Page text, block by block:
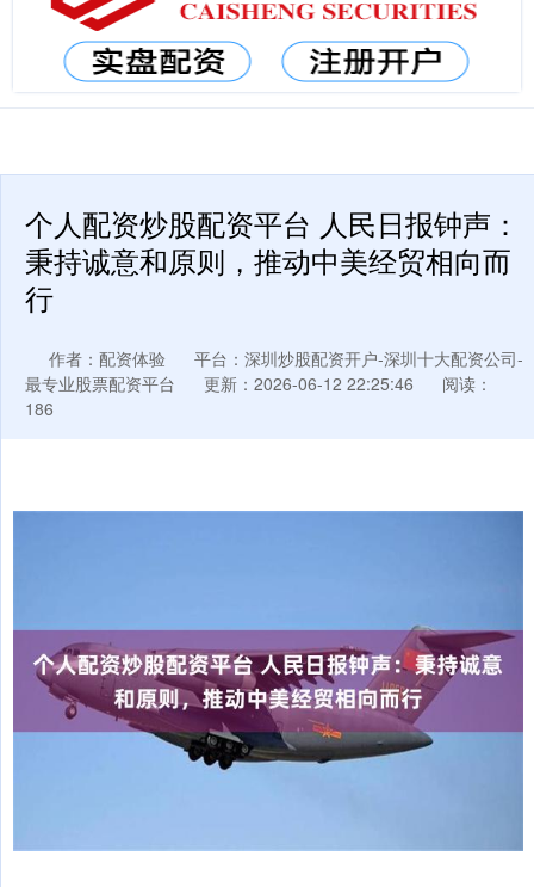
个人配资炒股配资平台 人民日报钟声：
秉持诚意和原则，推动中美经贸相向而
行
作者：配资体验
平台：深圳炒股配资开户-深圳十大配资公司-
最专业股票配资平台
更新：2026-06-12 22:25:46
阅读：
186